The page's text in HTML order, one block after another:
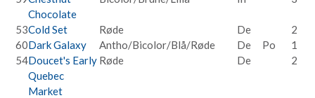
Chocolate
53Cold Set Røde De
2
60Dark Galaxy Antho/Bicolor/Blå/Røde De Po
1
54Doucet's Early
Quebec
Market
Røde De 2